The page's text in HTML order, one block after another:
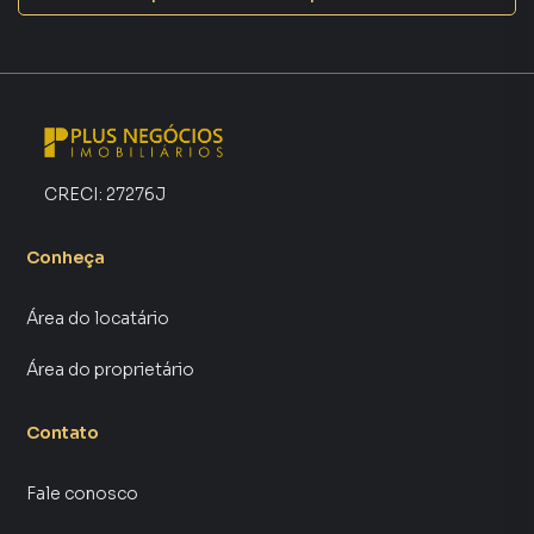
focada em produzir campanhas específicas para
interessados e tendo como consequência uma maior
Contamos também com um time de programadores,
corretores treinados e uma central de atendimento
preparada para atender proprietários e inquilinos.
CRECI: 27276J
Conheça
Área do locatário
Área do proprietário
Contato
Fale conosco